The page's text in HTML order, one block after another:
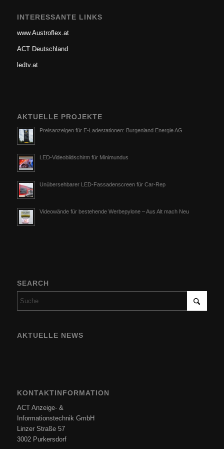
INTERESSANTE LINKS
www.Austroflex.at
ACT Deutschland
ledtv.at
AKTUELLE PROJEKTE
Preisanzeigen für E-Ladestationen: Burgenland Energie AG
LED-Videobildschirm für Minimundus
Unübersehbarer LED-Fassadenscreen für Car-Rep
Videowände für bestehende Werbepylone – Aus Alt mach Neu
SEARCH
AKTUELLE NEWS
KONTAKTINFORMATION
ACT Anzeige- &
Informationstechnik GmbH
Linzer Straße 57
3002 Purkersdorf